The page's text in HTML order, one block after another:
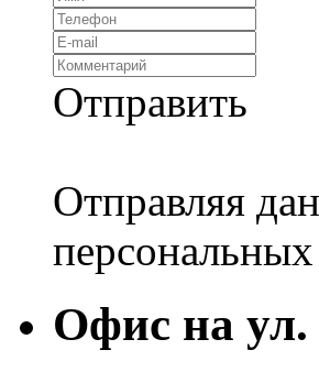
Отправить
Отправляя
Офис на ул.